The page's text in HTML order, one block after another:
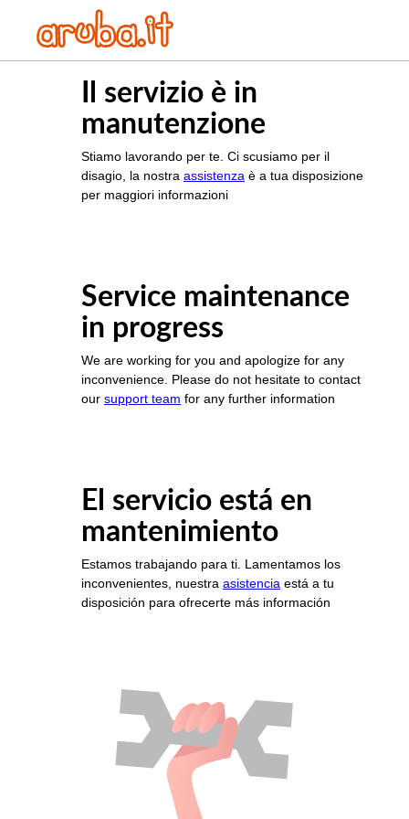
Il servizio è in
manutenzione
Stiamo lavorando per te. Ci scusiamo per il
disagio, la nostra assistenza è a tua disposizione
per maggiori informazioni
Service maintenance
in progress
We are working for you and apologize for any
inconvenience. Please do not hesitate to contact
our support team for any further information
El servicio está en
mantenimiento
Estamos trabajando para ti. Lamentamos los
inconvenientes, nuestra asistencia está a tu
disposición para ofrecerte más información